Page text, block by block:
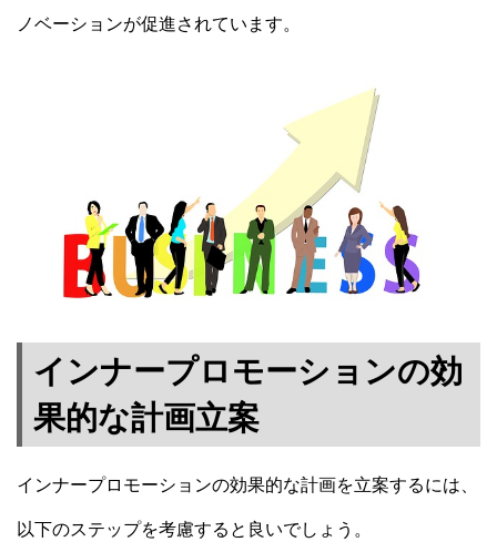
ノベーションが促進されています。
インナープロモーションの効
果的な計画立案
インナープロモーションの効果的な計画を立案するには、
以下のステップを考慮すると良いでしょう。